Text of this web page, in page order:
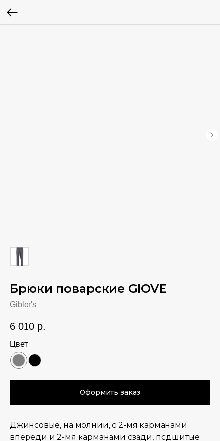
Брюки поварские GIOVE
Giblor's
6 010 р.
Цвет
Оформить заказ
Джинсовые, на молнии, с 2-мя карманами
впереди и 2-мя карманами сзади, подшитые